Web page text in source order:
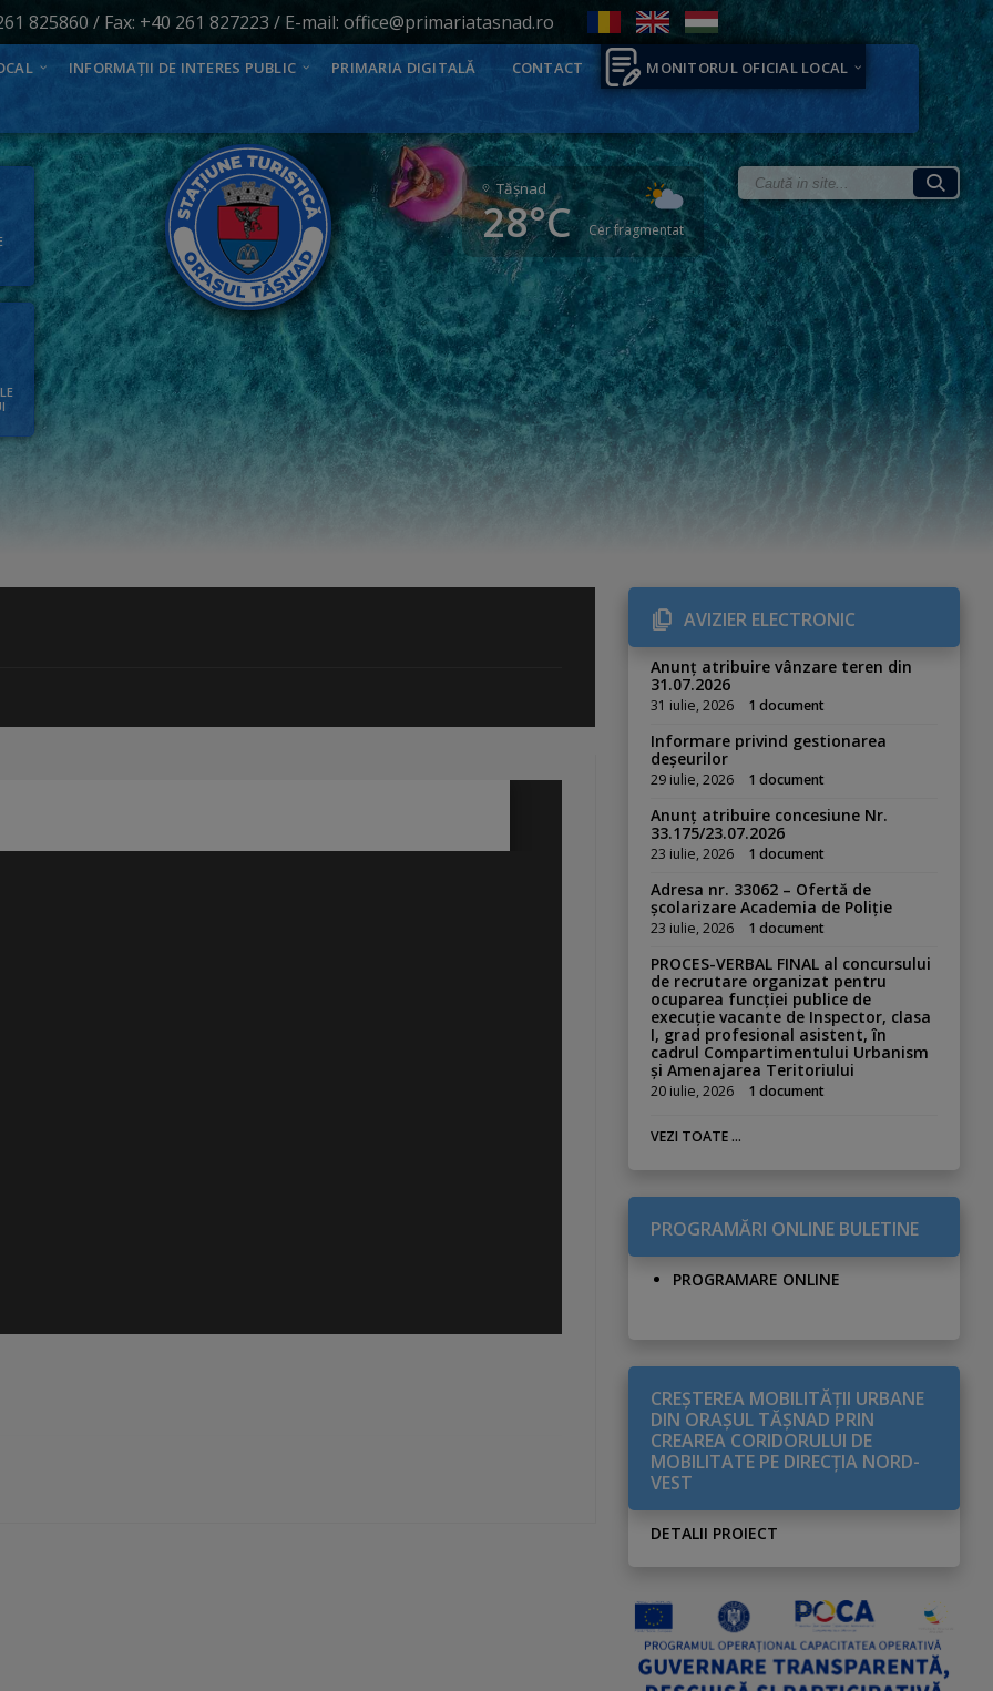
825860 / Fax: +40 261 827223 / E-mail: office@primariatasnad.ro
INFORMAȚII DE INTERES PUBLIC PRIMARIA DIGITALĂ CONTACT MONITORUL OFICIAL LOCAL
Tăşnad
28°C Cer fragmentat
AVIZIER ELECTRONIC
Anunț atribuire vânzare teren din
31.07.2026
31 iulie, 2026 1 document
Informare privind gestionarea
deșeurilor
29 iulie, 2026 1 document
Anunț atribuire concesiune Nr.
33.175/23.07.2026
23 iulie, 2026 1 document
Adresa nr. 33062 – Ofertă de
școlarizare Academia de Poliție
23 iulie, 2026 1 document
PROCES-VERBAL FINAL al concursului
de recrutare organizat pentru
ocuparea funcției publice de
execuție vacante de Inspector, clasa
I, grad profesional asistent, în
cadrul Compartimentului Urbanism
și Amenajarea Teritoriului
20 iulie, 2026 1 document
VEZI TOATE ...
PROGRAMĂRI ONLINE BULETINE
PROGRAMARE ONLINE
CREŞTEREA MOBILITĂŢII URBANE
DIN ORAŞUL TĂŞNAD PRIN
CREAREA CORIDORULUI DE
MOBILITATE PE DIRECŢIA NORD-
VEST
DETALII PROIECT